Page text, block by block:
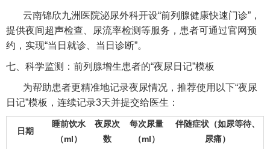
云南锦欣九洲医院泌尿外科开设“前列腺健康快速门诊”，
提供夜间超声检查、尿流率检测等服务，患者可通过官网预
约，实现“当日就诊、当日诊断”。
七、科学监测：前列腺增生患者的“夜尿日记”模板
为帮助患者更精准地记录夜尿情况，推荐使用以下“夜尿
日记”模板，连续记录3天并提交给医生：
日期
睡前饮水
（ml）
夜尿次
数
每次尿量
（ml）
伴随症状（如尿等待、
尿痛）